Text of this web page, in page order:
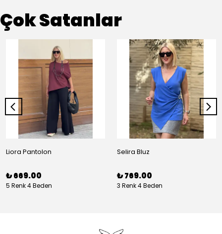
Çok Satanlar
Liora Pantolon
₺ 669.00
5 Renk 4 Beden
Selira Bluz
₺ 769.00
3 Renk 4 Beden